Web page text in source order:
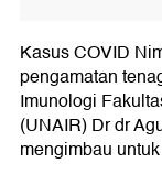
Kasus COVID
pengamatan
Imunologi
(UNAIR) Dr dr
mengimbau